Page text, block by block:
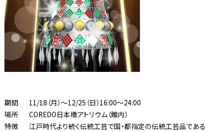
期間
11/18（月）〜12/25（日）16:00〜24:00
場所
COREDO日本橋アトリウム（館内）
特徴
江戸時代より続く伝統工芸で国・都指定の伝統工芸品である